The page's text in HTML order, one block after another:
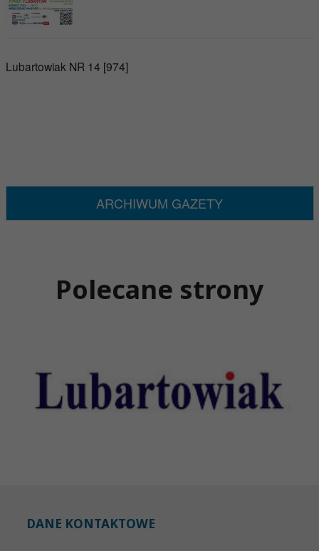
Lubartowiak NR 14 [974]
ARCHIWUM GAZETY
Polecane strony
DANE KONTAKTOWE